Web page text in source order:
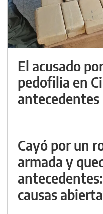
El acusado
pedofilia en
Cayó por un
armada y
causas